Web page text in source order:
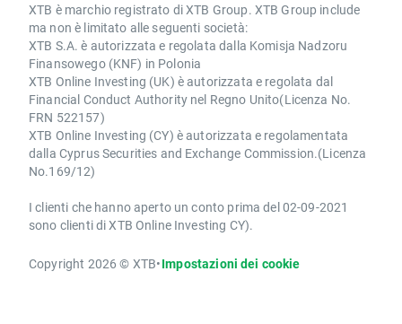
XTB è marchio registrato di XTB Group. XTB Group include
ma non è limitato alle seguenti società:
XTB S.A. è autorizzata e regolata dalla Komisja Nadzoru
Finansowego (KNF) in Polonia
XTB Online Investing (UK) è autorizzata e regolata dal
Financial Conduct Authority nel Regno Unito(Licenza No.
FRN 522157)
XTB Online Investing (CY) è autorizzata e regolamentata
dalla Cyprus Securities and Exchange Commission.(Licenza
No.169/12)
I clienti che hanno aperto un conto prima del 02-09-2021
sono clienti di XTB Online Investing CY).
Copyright 2026 © XTB•Impostazioni dei cookie